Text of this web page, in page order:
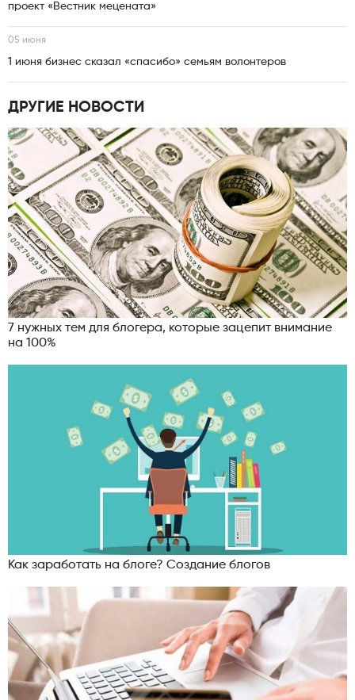
проект «Вестник мецената»
05 июня
1 июня бизнес сказал «спасибо» семьям волонтеров
ДРУГИЕ НОВОСТИ
7 нужных тем для блогера, которые зацепит внимание
на 100%
Как заработать на блоге? Создание блогов